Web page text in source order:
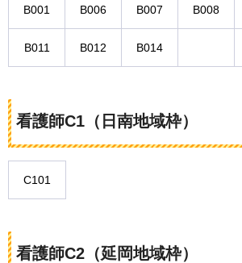
B001 B006 B007 B008
B011 B012 B014
看護師C1（日南地域枠）
C101
看護師C2（延岡地域枠）